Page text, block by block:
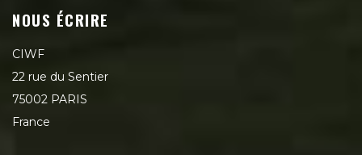
NOUS ÉCRIRE
CIWF
22 rue du Sentier
75002 PARIS
France